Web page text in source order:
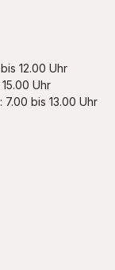
12.00 Uhr
Uhr
bis 13.00 Uhr